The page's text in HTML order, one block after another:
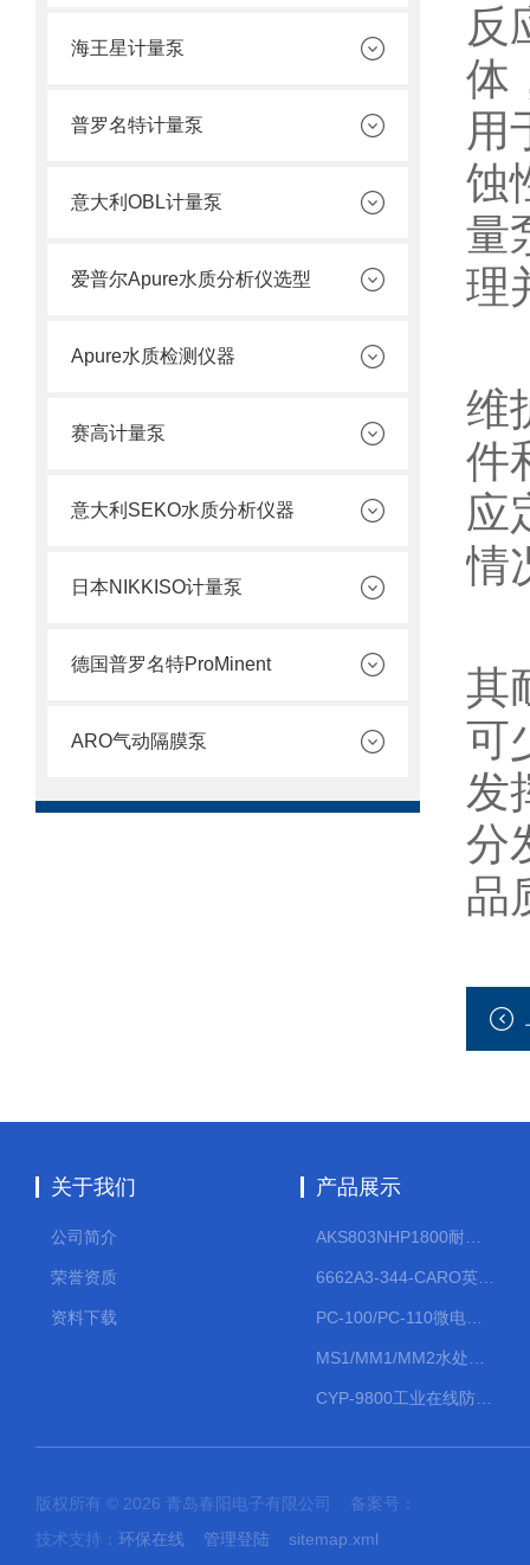
海王星计量泵
普罗名特计量泵
意大利OBL计量泵
爱普尔Apure水质分析仪选型
Apure水质检测仪器
赛高计量泵
意大利SEKO水质分析仪器
日本NIKKISO计量泵
德国普罗名特ProMinent
ARO气动隔膜泵
反
体
用
蚀
量
理
维
件
应
情
其
可
发
分
品
关于我们
公司简介
荣誉资质
资料下载
产品展示
版权所有 © 2026 青岛春阳电子有限公司 备案号：
技术支持： 环保在线 管理登陆 sitemap.xml